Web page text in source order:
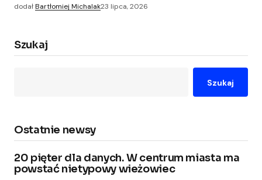
dodałBartłomiej Michalak23 lipca, 2026
Szukaj
Szukaj
Ostatnie newsy
20 pięter dla danych. W centrum miasta ma
powstać nietypowy wieżowiec